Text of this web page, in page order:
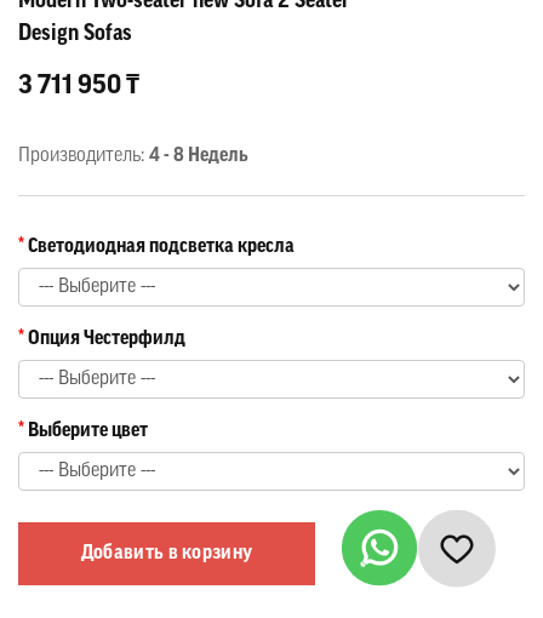
Design Sofas
3 711 950 ₸
Производитель: 4 - 8 Недель
Светодиодная подсветка кресла
Опция Честерфилд
Выберите цвет
Добавить в корзину